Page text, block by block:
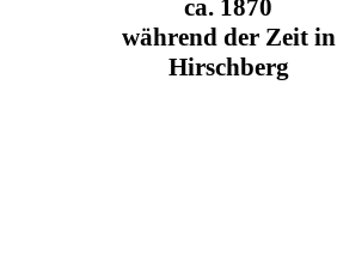
ca. 1870
während der Zeit in
Hirschberg